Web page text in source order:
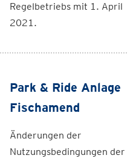
Regelbetriebs mit 1. April
2021.
Park & Ride Anlage
Fischamend
Änderungen der
Nutzungsbedingungen der